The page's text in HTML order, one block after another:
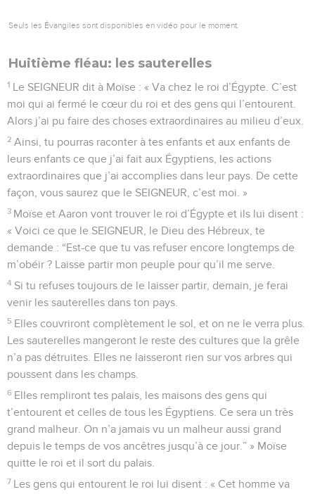
Seuls les Évangiles sont disponibles en vidéo pour le moment.
Huitième fléau: les sauterelles
1 Le SEIGNEUR dit à Moïse : « Va chez le roi d’Égypte. C’est
moi qui ai fermé le cœur du roi et des gens qui l’entourent.
Alors j’ai pu faire des choses extraordinaires au milieu d’eux.
2 Ainsi, tu pourras raconter à tes enfants et aux enfants de
leurs enfants ce que j’ai fait aux Égyptiens, les actions
extraordinaires que j’ai accomplies dans leur pays. De cette
façon, vous saurez que le SEIGNEUR, c’est moi. »
3 Moïse et Aaron vont trouver le roi d’Égypte et ils lui disent :
« Voici ce que le SEIGNEUR, le Dieu des Hébreux, te
demande : “Est-ce que tu vas refuser encore longtemps de
m’obéir ? Laisse partir mon peuple pour qu’il me serve.
4 Si tu refuses toujours de le laisser partir, demain, je ferai
venir les sauterelles dans ton pays.
5 Elles couvriront complètement le sol, et on ne le verra plus.
Les sauterelles mangeront le reste des cultures que la grêle
n’a pas détruites. Elles ne laisseront rien sur vos arbres qui
poussent dans les champs.
6 Elles rempliront tes palais, les maisons des gens qui
t’entourent et celles de tous les Égyptiens. Ce sera un très
grand malheur. On n’a jamais vu un malheur aussi grand
depuis le temps de vos ancêtres jusqu’à ce jour.” » Moïse
quitte le roi et il sort du palais.
7 Les gens qui entourent le roi lui disent : « Cet homme va